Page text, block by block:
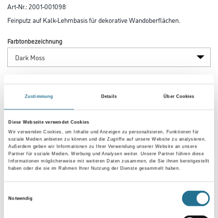
Zustimmung Details Über Cookies
Diese Webseite verwendet Cookies
Wir verwenden Cookies, um Inhalte und Anzeigen zu personalisieren, Funktionen für
soziale Medien anbieten zu können und die Zugriffe auf unsere Website zu analysieren.
Außerdem geben wir Informationen zu Ihrer Verwendung unserer Website an unsere
Partner für soziale Medien, Werbung und Analysen weiter. Unsere Partner führen diese
Informationen möglicherweise mit weiteren Daten zusammen, die Sie ihnen bereitgestellt
haben oder die sie im Rahmen Ihrer Nutzung der Dienste gesammelt haben.
Notwendig
Art-Nr.:2001-001098
Feinputz auf Kalk-Lehmbasis für dekorative Wandoberflächen.
Farbtonbezeichnung
Umrechnungsfaktoren